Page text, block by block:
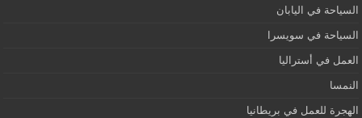
السياحة في اليابان
السياحة في سويسرا
العمل في أستراليا
النمسا
الهجرة للعمل في بريطانيا